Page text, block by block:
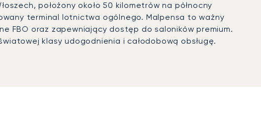
położony około 50 kilometrów na północny
terminal lotnictwa ogólnego. Malpensa to ważny
FBO oraz zapewniający dostęp do saloników premium.
klasy udogodnienia i całodobową obsługę.